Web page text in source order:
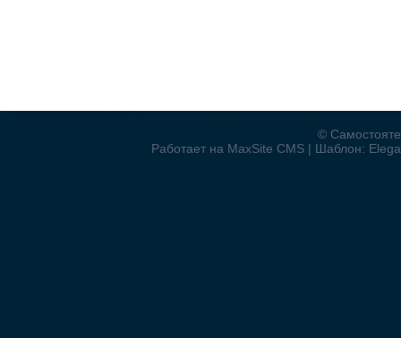
©
Работает на MaxSite CMS | Шаблон: